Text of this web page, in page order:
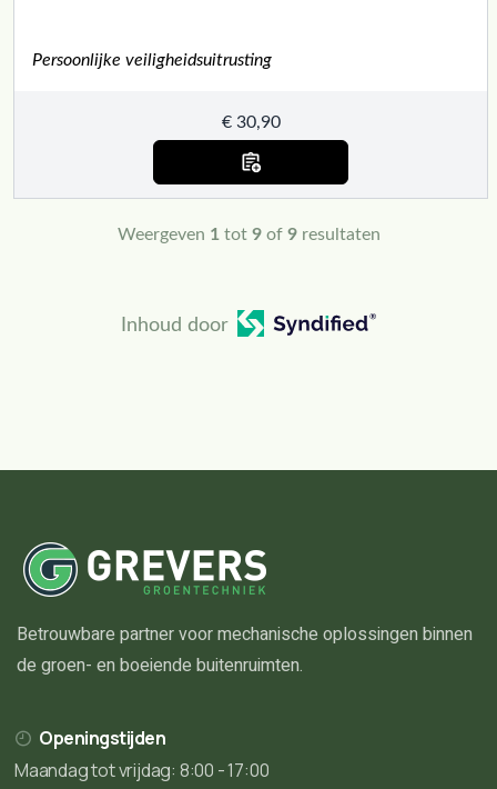
Persoonlijke veiligheidsuitrusting
€30,90
Weergeven 1tot 9of 9resultaten
Inhoud door
Betrouwbare partner voor mechanische oplossingen binnen
de groen- en boeiende buitenruimten.
Openingstijden
Maandag tot vrijdag: 8:00 - 17:00